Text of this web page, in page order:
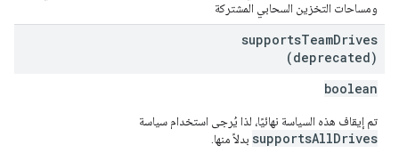
ومساحات التخزين السحابي المشتركة
supportsTeamDrives
(deprecated)
boolean
تم إيقاف هذه السياسة نهائيًا، لذا يُرجى استخدام سياسة
supportsAllDrives بدلاً منها.